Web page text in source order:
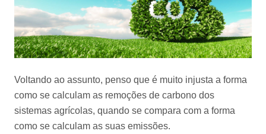
Voltando ao assunto, penso que é muito injusta a forma
como se calculam as remoções de carbono dos
sistemas agrícolas, quando se compara com a forma
como se calculam as suas emissões.